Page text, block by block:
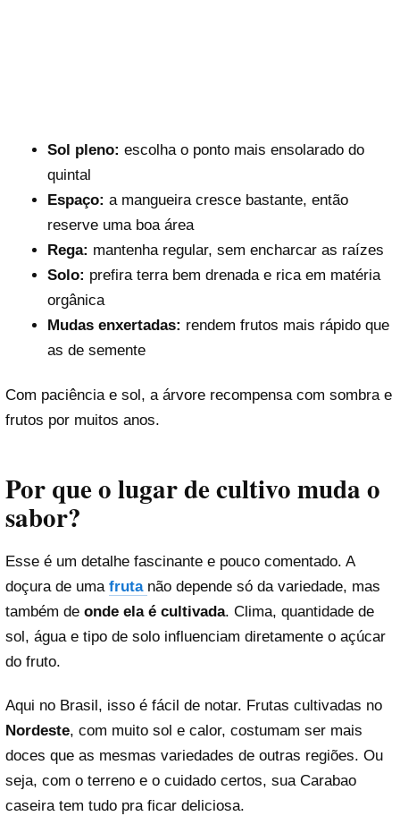
Sol pleno: escolha o ponto mais ensolarado do
quintal
Espaço: a mangueira cresce bastante, então
reserve uma boa área
Rega: mantenha regular, sem encharcar as raízes
Solo: prefira terra bem drenada e rica em matéria
orgânica
Mudas enxertadas: rendem frutos mais rápido que
as de semente
Com paciência e sol, a árvore recompensa com sombra e
frutos por muitos anos.
Por que o lugar de cultivo muda o
sabor?
Esse é um detalhe fascinante e pouco comentado. A
doçura de uma fruta não depende só da variedade, mas
também de onde ela é cultivada. Clima, quantidade de
sol, água e tipo de solo influenciam diretamente o açúcar
do fruto.
Aqui no Brasil, isso é fácil de notar. Frutas cultivadas no
Nordeste, com muito sol e calor, costumam ser mais
doces que as mesmas variedades de outras regiões. Ou
seja, com o terreno e o cuidado certos, sua Carabao
caseira tem tudo pra ficar deliciosa.